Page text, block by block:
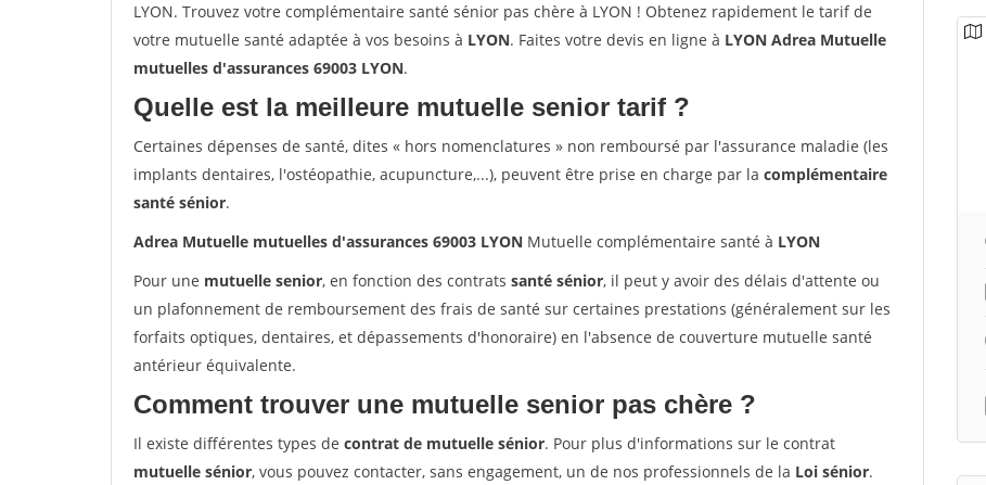
LYON. Trouvez votre complémentaire santé sénior pas chère à LYON ! Obtenez rapidement le tarif de
votre mutuelle santé adaptée à vos besoins à LYON. Faites votre devis en ligne à LYON Adrea Mutuelle
mutuelles d'assurances 69003 LYON.
Quelle est la meilleure mutuelle senior tarif ?
Certaines dépenses de santé, dites « hors nomenclatures » non remboursé par l'assurance maladie (les
implants dentaires, l'ostéopathie, acupuncture,...), peuvent être prise en charge par la complémentaire
santé sénior.
Adrea Mutuelle mutuelles d'assurances 69003 LYON Mutuelle complémentaire santé à LYON
Pour une mutuelle senior, en fonction des contrats santé sénior, il peut y avoir des délais d'attente ou
un plafonnement de remboursement des frais de santé sur certaines prestations (généralement sur les
forfaits optiques, dentaires, et dépassements d'honoraire) en l'absence de couverture mutuelle santé
antérieur équivalente.
Comment trouver une mutuelle senior pas chère ?
Il existe différentes types de contrat de mutuelle sénior. Pour plus d'informations sur le contrat
mutuelle sénior, vous pouvez contacter, sans engagement, un de nos professionnels de la Loi sénior.